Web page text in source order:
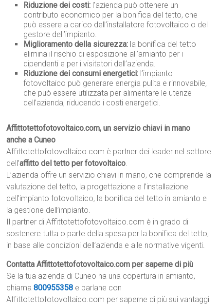
Riduzione dei costi: l’azienda può ottenere un
contributo economico per la bonifica del tetto, che
può essere a carico dell’installatore fotovoltaico o del
gestore dell’impianto.
Miglioramento della sicurezza: la bonifica del tetto
elimina il rischio di esposizione all’amianto per i
dipendenti e per i visitatori dell’azienda.
Riduzione dei consumi energetici: l’impianto
fotovoltaico può generare energia pulita e rinnovabile,
che può essere utilizzata per alimentare le utenze
dell’azienda, riducendo i costi energetici.
Affittotettofotovoltaico.com, un servizio chiavi in mano
anche a Cuneo
Affittotettofotovoltaico.com è partner dei leader nel settore
dell’affitto del tetto per fotovoltaico.
L’azienda offre un servizio chiavi in mano, che comprende la
valutazione del tetto, la progettazione e l’installazione
dell’impianto fotovoltaico, la bonifica del tetto in amianto e
la gestione dell’impianto.
Il partner di Affittotettofotovoltaico.com è in grado di
sostenere tutta o parte della spesa per la bonifica del tetto,
in base alle condizioni dell’azienda e alle normative vigenti.
Contatta Affittotettofotovoltaico.com per saperne di più
Se la tua azienda di Cuneo ha una copertura in amianto,
chiama800955358 e parlane con
Affittotettofotovoltaico.com per saperne di più sui vantaggi